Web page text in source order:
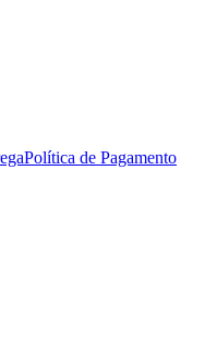
Política de Pagamento